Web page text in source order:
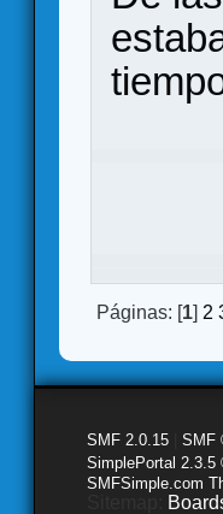
Páginas: [1] 2
SMF 2.0.15 SMF
SimplePortal 2.3.5
SMFSimple.com